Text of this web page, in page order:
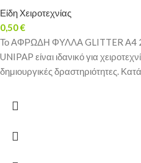
Είδη Χειροτεχνίας
0,50€
Το ΑΦΡΩΔΗ ΦΥΛΛΑ GLITTER Α4
UNIPAP είναι ιδανικό για
δημιουργικές δραστηριότητες.